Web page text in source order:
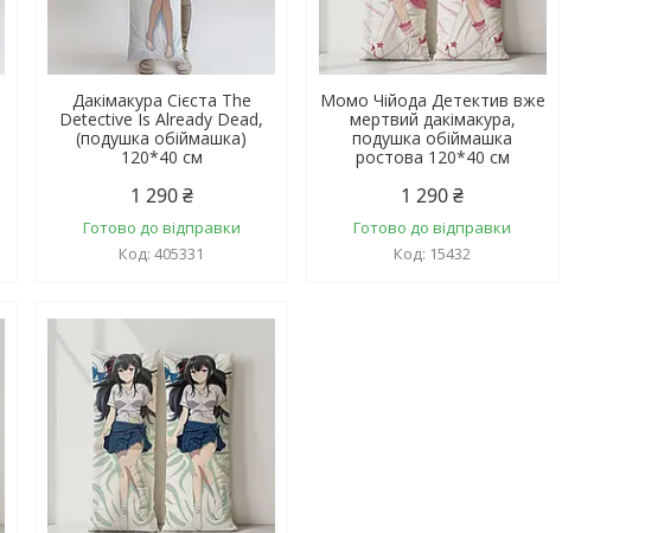
Дакімакура Сієста The
Detective Is Already Dead,
(подушка обіймашка)
120*40 см
1 290 ₴
Готово до відправки
405331
Момо Чійода Детектив вже
мертвий дакімакура,
подушка обіймашка
ростова 120*40 см
1 290 ₴
Готово до відправки
15432